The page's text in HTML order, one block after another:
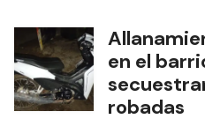
en el
robadas